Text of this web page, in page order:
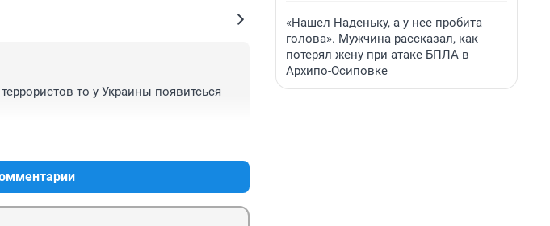
то у Украины появитсься
«Нашел Наденьку, а у нее пробита
голова». Мужчина рассказал, как
потерял жену при атаке БПЛА в
Архипо-Осиповке